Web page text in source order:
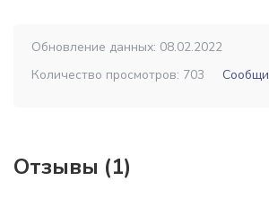
Обновление данных: 08.02.2022
Количество просмотров: 703
Отзывы (1)